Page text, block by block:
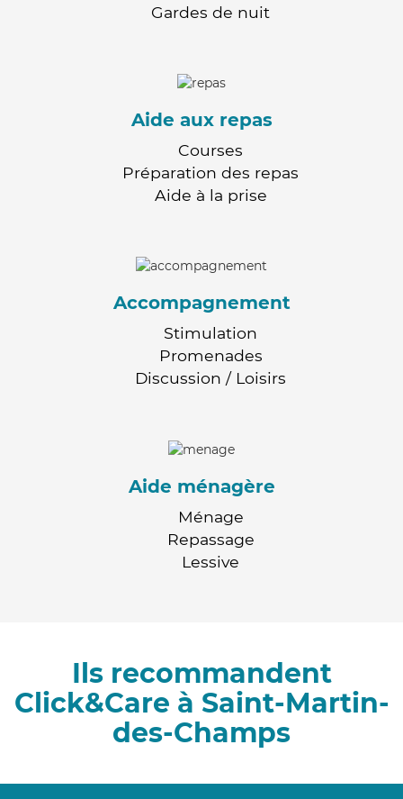
Gardes de nuit
Aide aux repas
Courses
Préparation des repas
Aide à la prise
Accompagnement
Stimulation
Promenades
Discussion / Loisirs
Aide ménagère
Ménage
Repassage
Lessive
Ils recommandent
Click&Care à Saint-Martin-
des-Champs